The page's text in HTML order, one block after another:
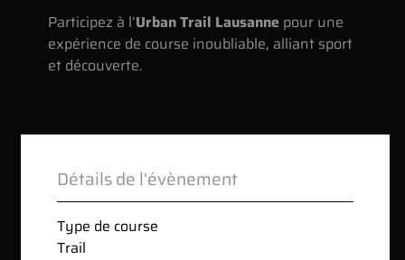
Participez à l’Urban Trail Lausanne pour une
expérience de course inoubliable, alliant sport
et découverte.
Détails de l'évènement
Type de course
Trail